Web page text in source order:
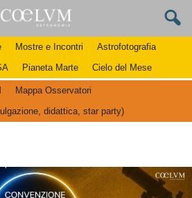
Mostre e Incontri
Astrofotografia
Pianeta Marte Cielo del Mese
Mappa Osservatori
didattica, star party)